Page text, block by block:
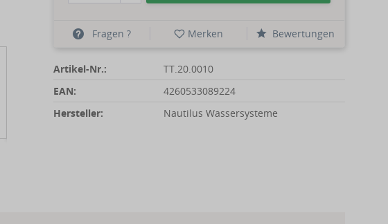
Fragen ? Merken Bewertungen
Artikel-Nr.:
TT.20.0010
EAN:
4260533089224
Hersteller:
Nautilus Wassersysteme